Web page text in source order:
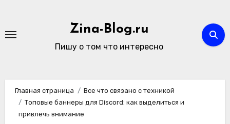
содержимому
Zina-Blog.ru
Пишу о том что интересно
Главная страница
Все что связано с техникой
Топовые баннеры для Discord: как выделиться и
привлечь внимание